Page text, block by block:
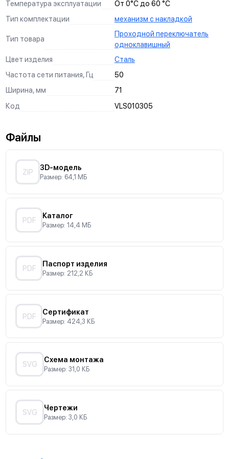
Температура эксплуатации
От 0°С до 60 °С
Тип комплектации
механизм с накладкой
Тип товара
Проходной переключатель
одноклавишный
Цвет изделия
Сталь
Частота сети питания, Гц
50
Ширина, мм
71
Код
VLS010305
Файлы
ZIP
3D-модель
Размер: 64,1 МБ
PDF
Каталог
Размер: 14,4 МБ
PDF
Паспорт изделия
Размер: 212,2 КБ
PDF
Сертификат
Размер: 424,3 КБ
SVG
Схема монтажа
Размер: 31,0 КБ
SVG
Чертежи
Размер: 3,0 КБ